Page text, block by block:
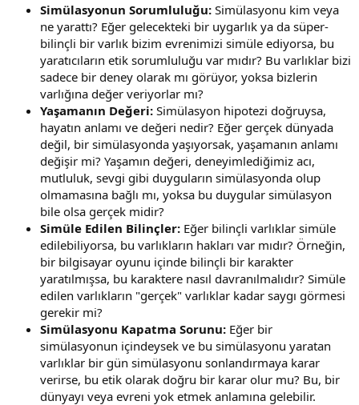
Simülasyonun Sorumluluğu: Simülasyonu kim veya
ne yarattı? Eğer gelecekteki bir uygarlık ya da süper-
bilinçli bir varlık bizim evrenimizi simüle ediyorsa, bu
yaratıcıların etik sorumluluğu var mıdır? Bu varlıklar bizi
sadece bir deney olarak mı görüyor, yoksa bizlerin
varlığına değer veriyorlar mı?
Yaşamanın Değeri: Simülasyon hipotezi doğruysa,
hayatın anlamı ve değeri nedir? Eğer gerçek dünyada
değil, bir simülasyonda yaşıyorsak, yaşamanın anlamı
değişir mi? Yaşamın değeri, deneyimlediğimiz acı,
mutluluk, sevgi gibi duyguların simülasyonda olup
olmamasına bağlı mı, yoksa bu duygular simülasyon
bile olsa gerçek midir?
Simüle Edilen Bilinçler: Eğer bilinçli varlıklar simüle
edilebiliyorsa, bu varlıkların hakları var mıdır? Örneğin,
bir bilgisayar oyunu içinde bilinçli bir karakter
yaratılmışsa, bu karaktere nasıl davranılmalıdır? Simüle
edilen varlıkların "gerçek" varlıklar kadar saygı görmesi
gerekir mi?
Simülasyonu Kapatma Sorunu: Eğer bir
simülasyonun içindeysek ve bu simülasyonu yaratan
varlıklar bir gün simülasyonu sonlandırmaya karar
verirse, bu etik olarak doğru bir karar olur mu? Bu, bir
dünyayı veya evreni yok etmek anlamına gelebilir.